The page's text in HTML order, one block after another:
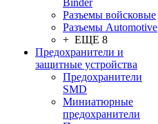
Binder
Разъемы войсковые
Разъeмы Automotive
+ ЕЩЕ 8
Предохранители и
защитные устройства
Предохранители
SMD
Миниатюрные
предохранители